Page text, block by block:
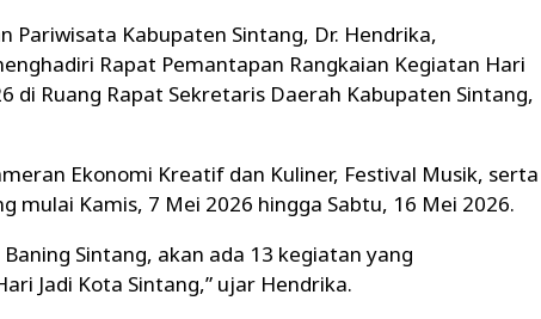
Pariwisata Kabupaten Sintang, Dr. Hendrika,
Rapat Pemantapan Rangkaian Kegiatan Hari
di Ruang Rapat Sekretaris Daerah Kabupaten Sintang,
Ekonomi Kreatif dan Kuliner, Festival Musik, serta
mulai Kamis, 7 Mei 2026 hingga Sabtu, 16 Mei 2026.
Sintang, akan ada 13 kegiatan yang
Jadi Kota Sintang,” ujar Hendrika.